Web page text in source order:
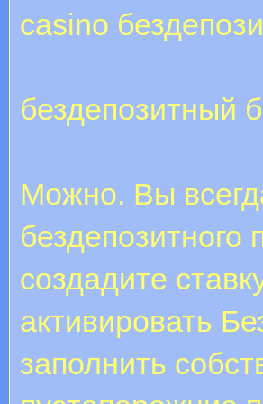
casino
бездепозитный
Можно. Вы
создадите
активировать
заполнить